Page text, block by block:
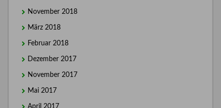
November 2018
März 2018
Februar 2018
Dezember 2017
November 2017
Mai 2017
April 2017